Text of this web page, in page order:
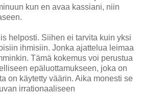
kun en avaa kassiani, niin
helposti. Siihen ei tarvita kuin yksi
ihmisiin. Jonka ajattelua leimaa
Tämä kokemus voi perustua
epäluottamukseen, joka on
on käytetty väärin. Aika monesti se
irrationaaliseen